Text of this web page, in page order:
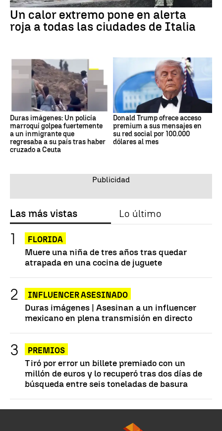
Un calor extremo pone en alerta
roja a todas las ciudades de Italia
Duras imágenes: Un policía
marroquí golpea fuertemente
a un inmigrante que
regresaba a su país tras haber
cruzado a Ceuta
Donald Trump ofrece acceso
premium a sus mensajes en
su red social por 100.000
dólares al mes
Las más vistas Lo último
FLORIDA
Muere una niña de tres años tras quedar
atrapada en una cocina de juguete
INFLUENCER ASESINADO
Duras imágenes | Asesinan a un influencer
mexicano en plena transmisión en directo
PREMIOS
Tiró por error un billete premiado con un
millón de euros y lo recuperó tras dos días de
búsqueda entre seis toneladas de basura